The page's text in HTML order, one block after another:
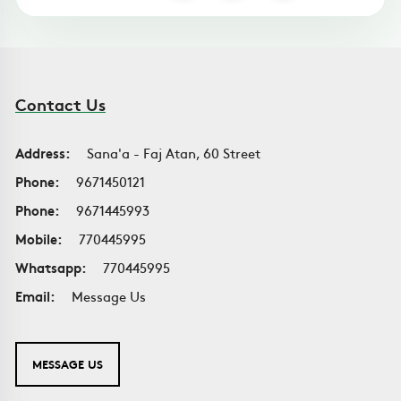
Contact Us
Address:
Sana'a - Faj Atan, 60 Street
Phone:
9671450121
Phone:
9671445993
Mobile:
770445995
Whatsapp:
770445995
Email:
Message Us
MESSAGE US